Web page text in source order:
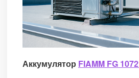
Аккумулятор FIAMM FG